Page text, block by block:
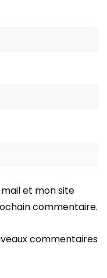
et mon site
commentaire.
commentaires